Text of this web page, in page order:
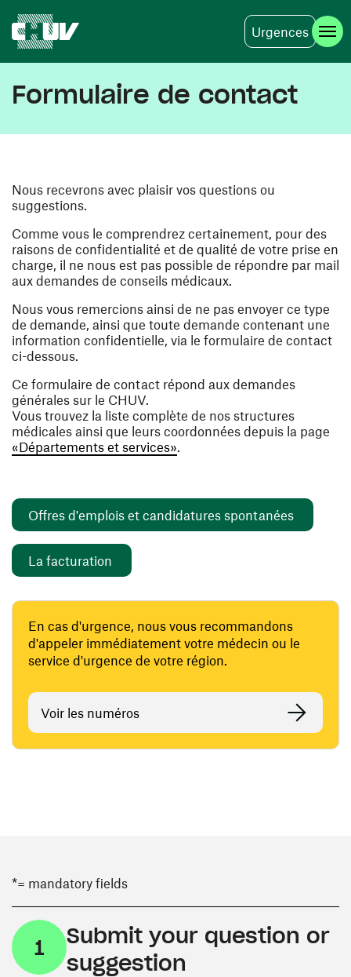
Urgences
Formulaire de contact
Nous recevrons avec plaisir vos questions ou
suggestions.
Comme vous le comprendrez certainement, pour des
raisons de confidentialité et de qualité de votre prise en
charge, il ne nous est pas possible de répondre par mail
aux demandes de conseils médicaux.
Nous vous remercions ainsi de ne pas envoyer ce type
de demande, ainsi que toute demande contenant une
information confidentielle, via le formulaire de contact
ci-dessous.
Ce formulaire de contact répond aux demandes
générales sur le CHUV.
Vous trouvez la liste complète de nos structures
médicales ainsi que leurs coordonnées depuis la page
«Départements et services».
Offres d'emplois et candidatures spontanées
La facturation
En cas d'urgence, nous vous recommandons
d'appeler immédiatement votre médecin ou le
service d'urgence de votre région.
Voir les numéros
*= mandatory fields
1
Submit your question or
suggestion